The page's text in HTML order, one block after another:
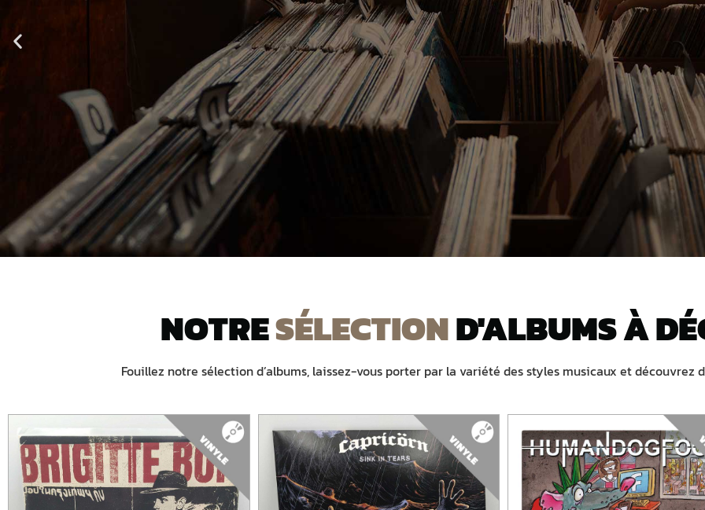
LES VINYLES
Le son authentique et chaleureux des vinyles avec notre sélection...
L'occasion de compléter votre collection !
VISITER LE RAYON VINYLES
NOTRESÉLECTIOND'ALBUMS À
Fouillez notre sélection d’albums, laissez-vous porter par la variété des styles musicaux et découvrez